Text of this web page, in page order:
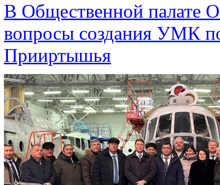
В Общественной палате
вопросы создания УМК
Прииртышья